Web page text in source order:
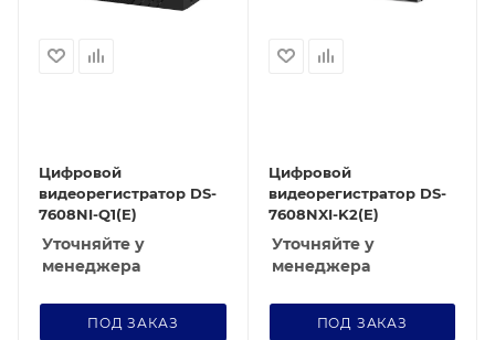
Цифровой
видеорегистратор DS-
7608NI-Q1(E)
Уточняйте у
менеджера
ПОД ЗАКАЗ
Цифровой
видеорегистратор DS-
7608NXI-K2(E)
Уточняйте у
менеджера
ПОД ЗАКАЗ